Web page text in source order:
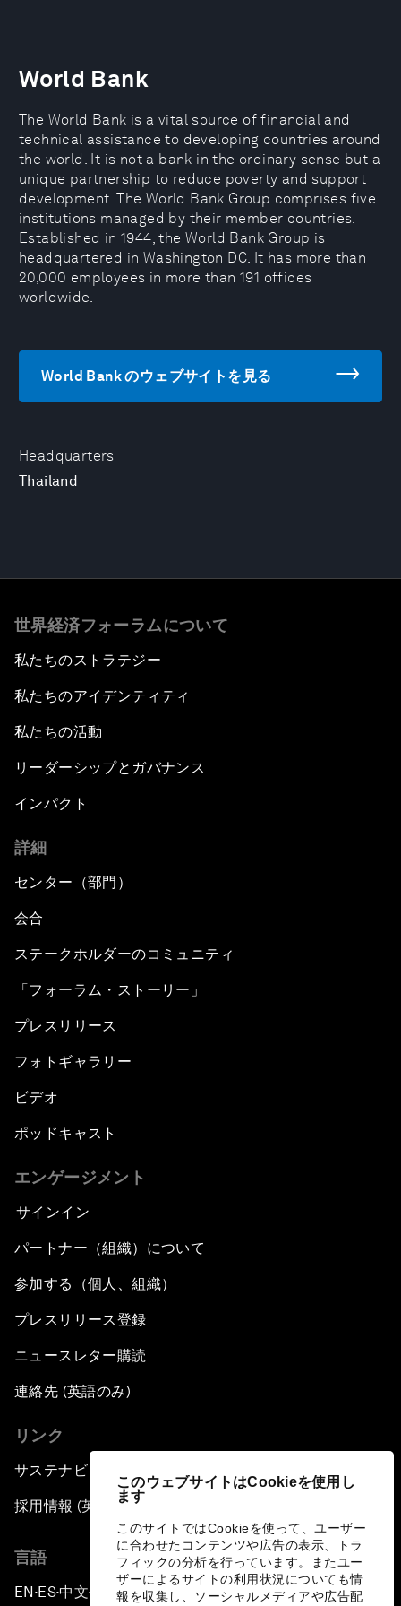
このウェブサイトはCookieを使用し
ます
このサイトではCookieを使って、ユーザー
に合わせたコンテンツや広告の表示、トラ
フィックの分析を行っています。またユー
ザーによるサイトの利用状況についても情
報を収集し、ソーシャルメディアや広告配
Headquarters
Thailand
World Bank
The World Bank is a vital source of financial and
technical assistance to developing countries around
the world. It is not a bank in the ordinary sense but a
unique partnership to reduce poverty and support
development. The World Bank Group comprises five
institutions managed by their member countries.
Established in 1944, the World Bank Group is
headquartered in Washington DC. It has more than
20,000 employees in more than 191 offices
worldwide.
World Bank のウェブサイトを見る
世界経済フォーラムについて
私たちのストラテジー
私たちのアイデンティティ
私たちの活動
リーダーシップとガバナンス
インパクト
詳細
センター（部門）
会合
ステークホルダーのコミュニティ
「フォーラム・ストーリー」
プレスリリース
フォトギャラリー
ビデオ
ポッドキャスト
エンゲージメント
サインイン
パートナー（組織）について
参加する（個人、組織）
プレスリリース登録
ニュースレター購読
連絡先 (英語のみ)
リンク
サステナビリティへの取り組み
採用情報 (英語のみ)
言語
EN ▪ES▪中文▪ 日本語